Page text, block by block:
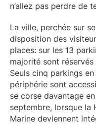
n’allez pas perdre de
La ville, perchée sur
disposition des
places: sur les 13
majorité sont
Seuls cinq parkings
périphérie sont
se corse davantage
septembre, lorsque la
Marine deviennent